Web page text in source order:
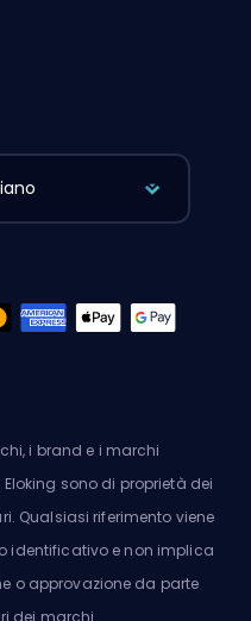
i brand e i marchi
sono di proprietà dei
Qualsiasi riferimento viene
identificativo e non implica
o approvazione da parte
dei marchi.